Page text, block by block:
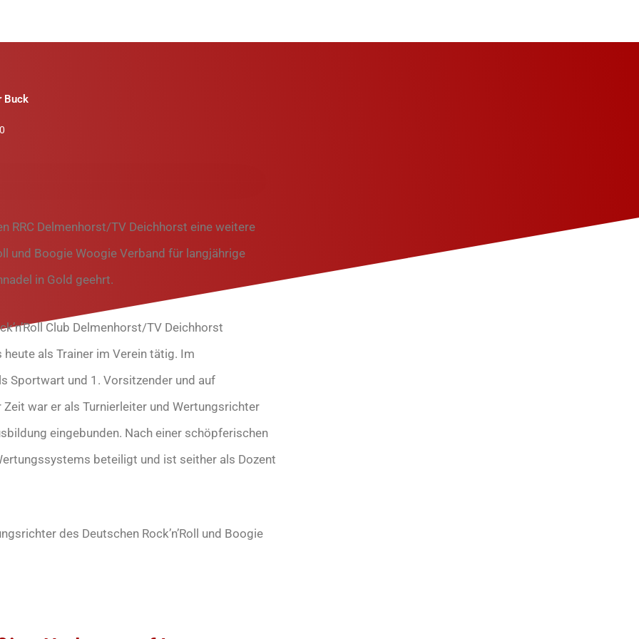
Buck
RRC Delmenhorst/TV Deichhorst eine weitere
und Boogie Woogie Verband für langjährige
in Gold geehrt.
Club Delmenhorst/TV Deichhorst
als Trainer im Verein tätig. Im
Sportwart und 1. Vorsitzender und auf
war er als Turnierleiter und Wertungsrichter
eingebunden. Nach einer schöpferischen
beteiligt und ist seither als Dozent
des Deutschen Rock’n’Roll und Boogie